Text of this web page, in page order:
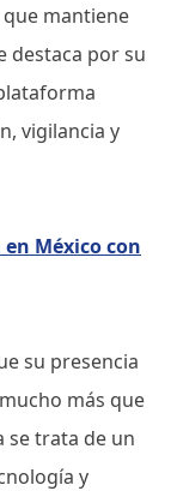
mantiene
destaca por su
vigilancia y
México con
su presencia
más que
se trata de un
y